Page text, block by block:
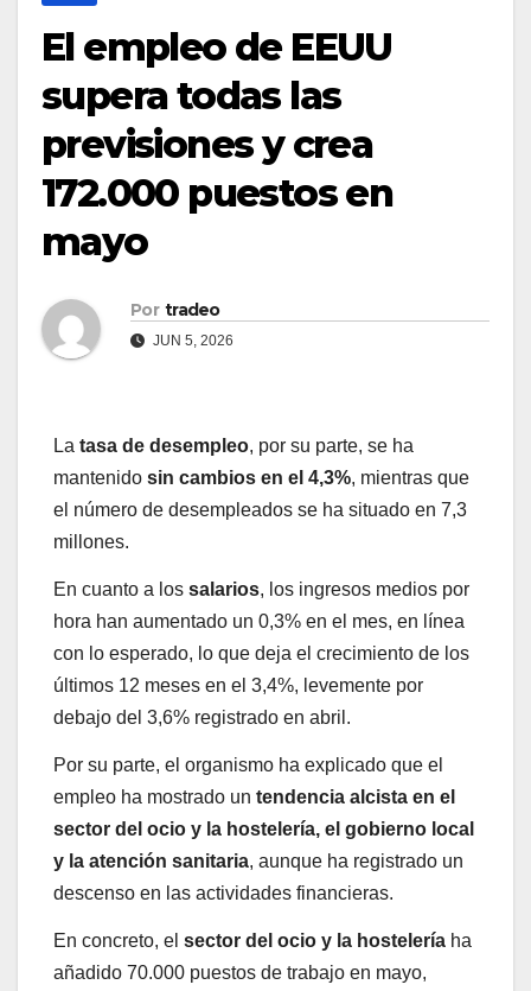
El empleo de EEUU
supera todas las
previsiones y crea
172.000 puestos en
mayo
Por tradeo
JUN 5, 2026
La tasa de desempleo, por su parte, se ha
mantenido sin cambios en el 4,3%, mientras que
el número de desempleados se ha situado en 7,3
millones.
En cuanto a los salarios, los ingresos medios por
hora han aumentado un 0,3% en el mes, en línea
con lo esperado, lo que deja el crecimiento de los
últimos 12 meses en el 3,4%, levemente por
debajo del 3,6% registrado en abril.
Por su parte, el organismo ha explicado que el
empleo ha mostrado un tendencia alcista en el
sector del ocio y la hostelería, el gobierno local
y la atención sanitaria, aunque ha registrado un
descenso en las actividades financieras.
En concreto, el sector del ocio y la hostelería ha
añadido 70.000 puestos de trabajo en mayo,